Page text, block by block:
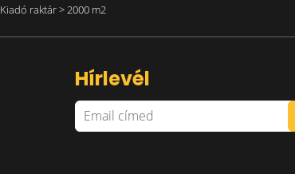
Kiadó raktár > 2000 m2
Hírlevél